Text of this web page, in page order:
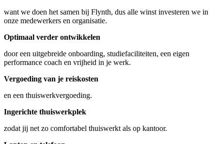
want we doen het samen bij Flynth, dus alle winst investeren we in
onze medewerkers en organisatie.
Optimaal verder ontwikkelen
door een uitgebreide onboarding, studiefaciliteiten, een eigen
performance coach en vrijheid in je werk.
Vergoeding van je reiskosten
en een thuiswerkvergoeding.
Ingerichte thuiswerkplek
zodat jij net zo comfortabel thuiswerkt als op kantoor.